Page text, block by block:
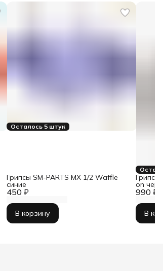
Осталось 5 штук
450 ₽
Грипсы SM-PARTS MX 1/2 Waffle
синие
В корзину
990 ₽
Грипсы
on
В